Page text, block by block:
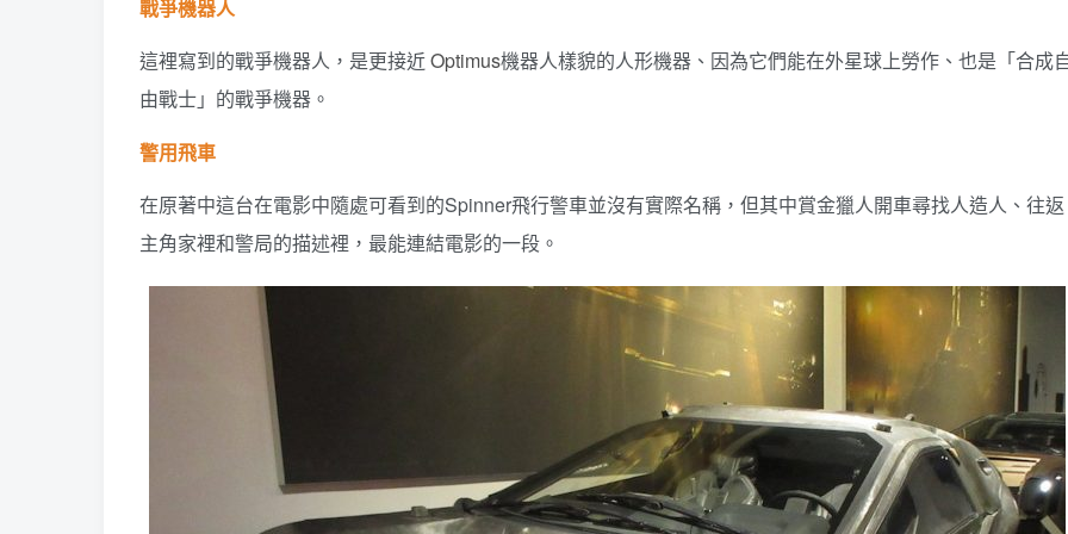
戰爭機器人
這裡寫到的戰爭機器人，是更接近Optimus機器人樣貌的人形機器、因為它們能在外星球上勞作、也是「合成
由戰士」的戰爭機器。
警用飛車
在原著中這台在電影中隨處可看到的Spinner飛行警車並沒有實際名稱，但其中賞金獵人開車尋找人造人、往返
主角家裡和警局的描述裡，最能連結電影的一段。